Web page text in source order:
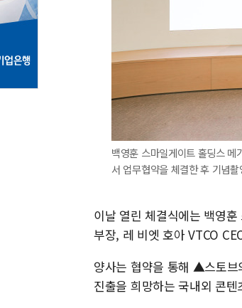
백영훈 스마일게이트 홀딩스
서 업무협약을 체결한 후 기념
이날 열린 체결식에는 백영
부장, 레 비엣 호아 VTCO
양사는 협약을 통해 ▲스토
진출을 희망하는 국내외 콘